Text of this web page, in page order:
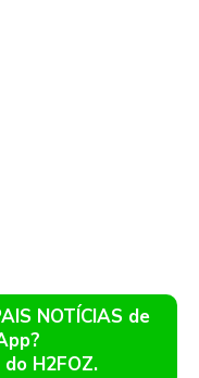
NOTÍCIAS de
H2FOZ.